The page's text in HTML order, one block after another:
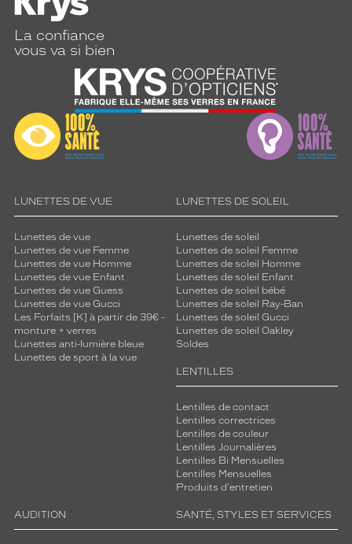
La confiance
vous va si bien
LUNETTES DE VUE
Lunettes de vue
Lunettes de vue Femme
Lunettes de vue Homme
Lunettes de vue Enfant
Lunettes de vue Guess
Lunettes de vue Gucci
Les Forfaits [K] à partir de 39€ -
monture + verres
Lunettes anti-lumière bleue
Lunettes de sport à la vue
LUNETTES DE SOLEIL
Lunettes de soleil
Lunettes de soleil Femme
Lunettes de soleil Homme
Lunettes de soleil Enfant
Lunettes de soleil bébé
Lunettes de soleil Ray-Ban
Lunettes de soleil Gucci
Lunettes de soleil Oakley
Soldes
LENTILLES
Lentilles de contact
Lentilles correctrices
Lentilles de couleur
Lentilles Journalières
Lentilles Bi Mensuelles
Lentilles Mensuelles
Produits d'entretien
AUDITION SANTÉ, STYLES ET SERVICES